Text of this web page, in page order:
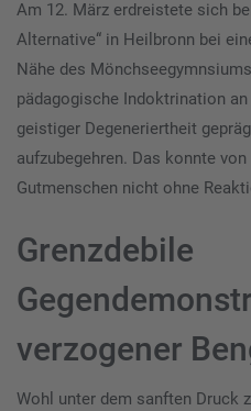
Am 12. März erdreistete sich
Alternative“ in Heilbronn bei
Nähe des
pädagogische Indoktrination
geistiger Degeneriertheit
aufzubegehren. Das konnte
Gutmenschen nicht ohne
Grenzdebile
verzogener
Wohl unter dem sanften Druck